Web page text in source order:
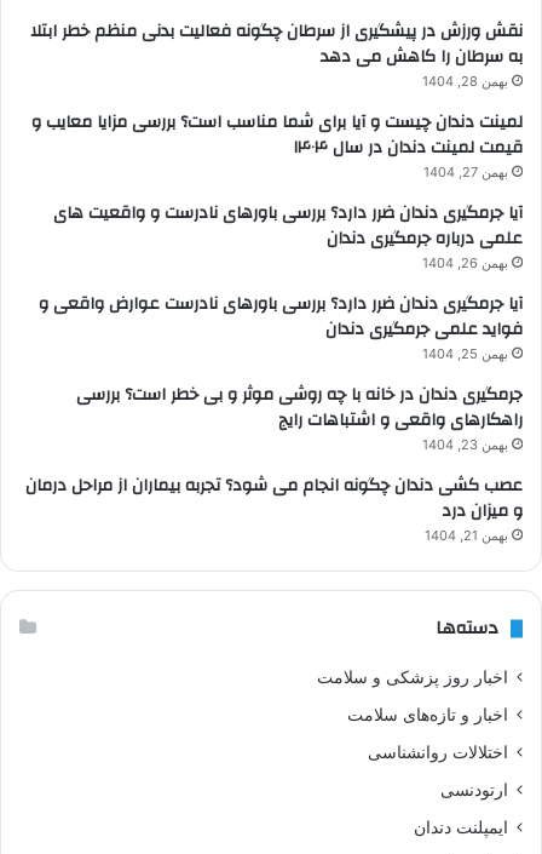
نقش ورزش در پیشگیری از سرطان چگونه فعالیت بدنی منظم خطر ابتلا
به سرطان را کاهش می دهد
بهمن 28, 1404
لمینت دندان چیست و آیا برای شما مناسب است؟ بررسی مزایا معایب و
قیمت لمینت دندان در سال ۱۴۰۴
بهمن 27, 1404
آیا جرمگیری دندان ضرر دارد؟ بررسی باورهای نادرست و واقعیت های
علمی درباره جرمگیری دندان
بهمن 26, 1404
آیا جرمگیری دندان ضرر دارد؟ بررسی باورهای نادرست عوارض واقعی و
فواید علمی جرمگیری دندان
بهمن 25, 1404
جرمگیری دندان در خانه با چه روشی موثر و بی خطر است؟ بررسی
راهکارهای واقعی و اشتباهات رایج
بهمن 23, 1404
عصب کشی دندان چگونه انجام می شود؟ تجربه بیماران از مراحل درمان
و میزان درد
بهمن 21, 1404
دسته‌ها
اخبار روز پزشکی و سلامت
اخبار و تازه‌های سلامت
اختلالات روانشناسی
ارتودنسی
ایمپلنت دندان